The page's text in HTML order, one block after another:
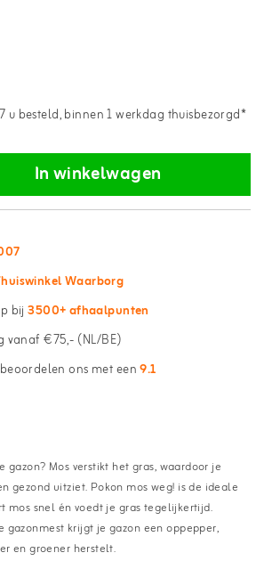
u besteld, binnen 1 werkdag thuisbezorgd*
In winkelwagen
Waarborg
bij3500+ afhaalpunten
vanaf €75,- (NL/BE)
ons met een9.1
gazon? Mos verstikt het gras, waardoor je
gezond uitziet. Pokon mos weg! is de ideale
mos snel én voedt je gras tegelijkertijd.
gazonmest krijgt je gazon een oppepper,
en groener herstelt.